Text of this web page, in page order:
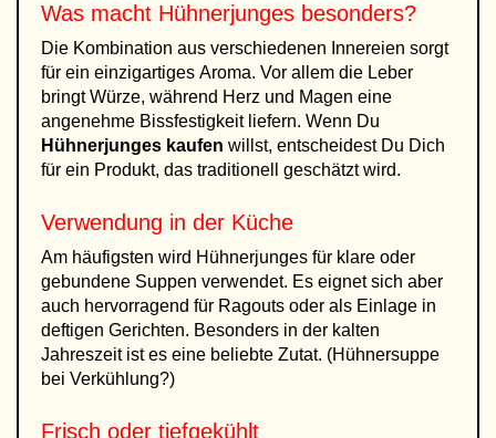
Was macht Hühnerjunges besonders?
Die Kombination aus verschiedenen Innereien sorgt
für ein einzigartiges Aroma. Vor allem die Leber
bringt Würze, während Herz und Magen eine
angenehme Bissfestigkeit liefern. Wenn Du
Hühnerjunges kaufen willst, entscheidest Du Dich
für ein Produkt, das traditionell geschätzt wird.
Verwendung in der Küche
Am häufigsten wird Hühnerjunges für klare oder
gebundene Suppen verwendet. Es eignet sich aber
auch hervorragend für Ragouts oder als Einlage in
deftigen Gerichten. Besonders in der kalten
Jahreszeit ist es eine beliebte Zutat. (Hühnersuppe
bei Verkühlung?)
Frisch oder tiefgekühlt